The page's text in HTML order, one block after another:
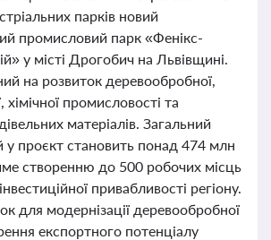
парків новий
промисловий парк «Фенікс-
у місті Дрогобич на Львівщині.
на розвиток деревообробної,
промисловості та
матеріалів. Загальний
у проєкт становить понад 474 млн
створенню до 500 робочих місць
привабливості регіону.
для модернізації деревообробної
експортного потенціалу